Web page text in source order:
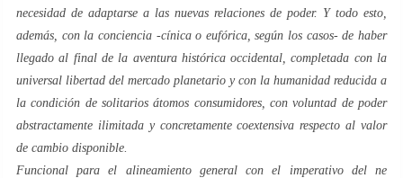
necesidad de adaptarse a las nuevas relaciones de poder. Y todo esto,
además, con la conciencia -cínica o eufórica, según los casos- de haber
llegado al final de la aventura histórica occidental, completada con la
universal libertad del mercado planetario y con la humanidad reducida a
la condición de solitarios átomos consumidores, con voluntad de poder
abstractamente ilimitada y concretamente coextensiva respecto al valor
de cambio disponible.
Funcional para el alineamiento general con el imperativo del ne